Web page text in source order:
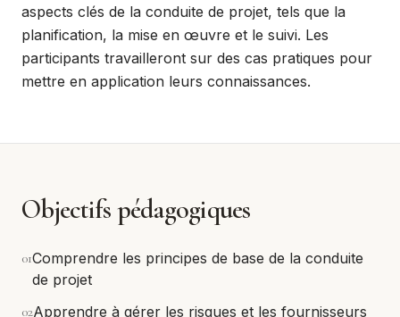
aspects clés de la conduite de projet, tels que la
planification, la mise en œuvre et le suivi. Les
participants travailleront sur des cas pratiques pour
mettre en application leurs connaissances.
Objectifs pédagogiques
01Comprendre les principes de base de la conduite
de projet
02Apprendre à gérer les risques et les fournisseurs